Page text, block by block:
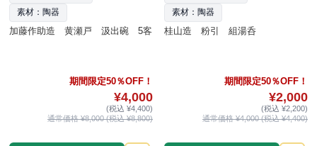
素材：陶器
加藤作助造 黄瀬戸 汲出碗 5客
期間限定50％OFF！
¥4,000
(税込 ¥4,400)
通常価格 ¥8,000 (税込 ¥8,800)
素材：陶器
桂山造 粉引 組湯呑
期間限定50％OFF！
¥2,000
(税込 ¥2,200)
通常価格 ¥4,000 (税込 ¥4,400)